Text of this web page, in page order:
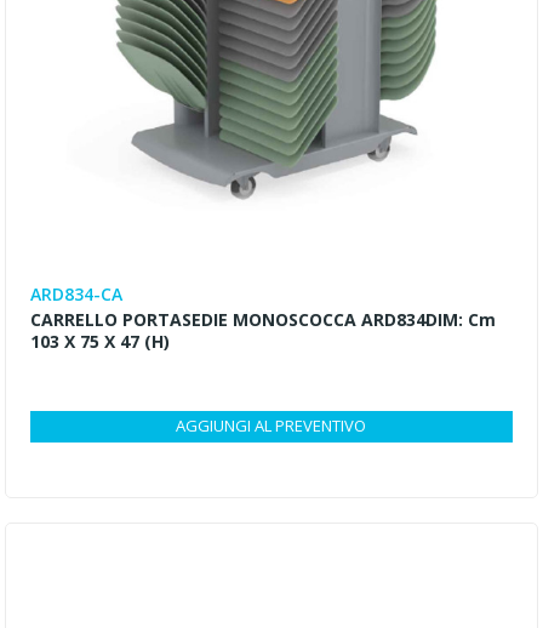
ARD834-CA
CARRELLO PORTASEDIE MONOSCOCCA ARD834DIM: Cm
103 X 75 X 47 (h)
AGGIUNGI AL PREVENTIVO